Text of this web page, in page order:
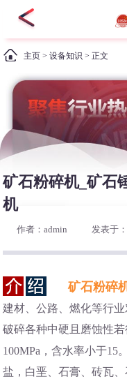
主页 >设备知识 > 正文
矿石粉碎机_矿石
机
作者：admin 发表于
矿石粉碎
建材、公路、燃化等行
破碎各种中硬且磨蚀性
100MPa，含水率小于15
盐，白垩、石膏、砖瓦